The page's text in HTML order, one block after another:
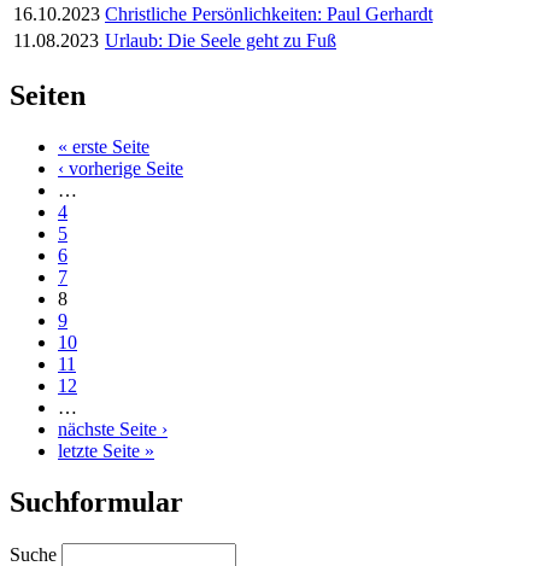
16.10.2023 Christliche Persönlichkeiten: Paul Gerhardt
11.08.2023 Urlaub: Die Seele geht zu Fuß
Seiten
« erste Seite
‹ vorherige Seite
…
4
5
6
7
8
9
10
11
12
…
nächste Seite ›
letzte Seite »
Suchformular
Suche